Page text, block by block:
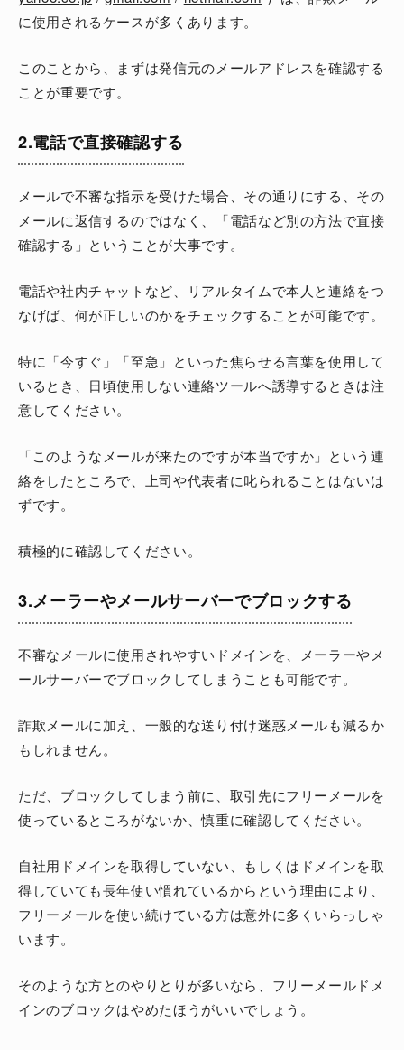
に使用されるケースが多くあります。
このことから、まずは発信元のメールアドレスを確認する
ことが重要です。
2.電話で直接確認する
メールで不審な指示を受けた場合、その通りにする、その
メールに返信するのではなく、「電話など別の方法で直接
確認する」ということが大事です。
電話や社内チャットなど、リアルタイムで本人と連絡をつ
なげば、何が正しいのかをチェックすることが可能です。
特に「今すぐ」「至急」といった焦らせる言葉を使用して
いるとき、日頃使用しない連絡ツールへ誘導するときは注
意してください。
「このようなメールが来たのですが本当ですか」という連
絡をしたところで、上司や代表者に叱られることはないは
ずです。
積極的に確認してください。
3.メーラーやメールサーバーでブロックする
不審なメールに使用されやすいドメインを、メーラーやメ
ールサーバーでブロックしてしまうことも可能です。
詐欺メールに加え、一般的な送り付け迷惑メールも減るか
もしれません。
ただ、ブロックしてしまう前に、取引先にフリーメールを
使っているところがないか、慎重に確認してください。
自社用ドメインを取得していない、もしくはドメインを取
得していても長年使い慣れているからという理由により、
フリーメールを使い続けている方は意外に多くいらっしゃ
います。
そのような方とのやりとりが多いなら、フリーメールドメ
インのブロックはやめたほうがいいでしょう。